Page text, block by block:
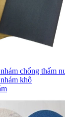
chống thấm
khô